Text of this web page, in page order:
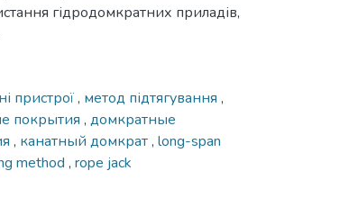
гідродомкратних приладів,
пристрої, метод підтягування ,
покрытия , домкратные
, канатный домкрат, long-span
method , rope jack